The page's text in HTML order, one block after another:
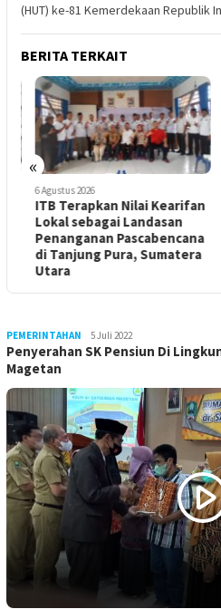
(HUT) ke-81 Kemerdekaan Republik
BERITA TERKAIT
«
6 Agustus 2026
ITB Terapkan Nilai Kearifan
Lokal sebagai Landasan
Penanganan Pascabencana
di Tanjung Pura, Sumatera
Utara
BERITATRENDS
PEMERINTAHAN LilikAbdi
5 Juli 2022
Penyerahan SK Pensiun Di
Magetan